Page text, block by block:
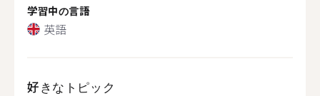
学習中の言語
英語
好きなトピック